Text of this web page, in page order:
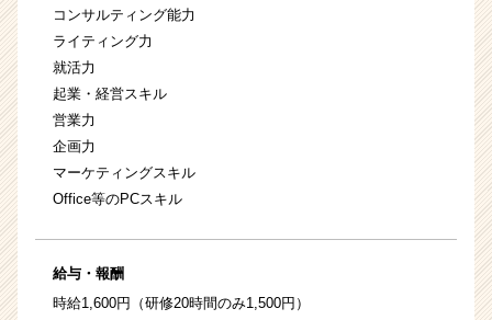
コンサルティング能力
ライティング力
就活力
起業・経営スキル
営業力
企画力
マーケティングスキル
Office等のPCスキル
給与・報酬
時給1,600円（研修20時間のみ1,500円）